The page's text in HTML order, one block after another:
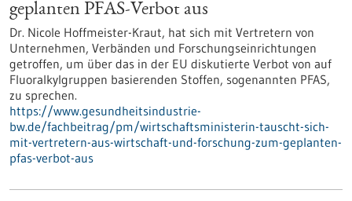
geplanten PFAS-Verbot aus
Dr. Nicole Hoffmeister-Kraut, hat sich mit Vertretern von
Unternehmen, Verbänden und Forschungseinrichtungen
getroffen, um über das in der EU diskutierte Verbot von auf
Fluoralkylgruppen basierenden Stoffen, sogenannten PFAS,
zu sprechen.
https://www.gesundheitsindustrie-
bw.de/fachbeitrag/pm/wirtschaftsministerin-tauscht-sich-
mit-vertretern-aus-wirtschaft-und-forschung-zum-geplanten-
pfas-verbot-aus